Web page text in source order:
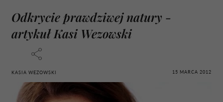
Odkrycie prawdziwej natury -
artykuł Kasi Wezowski
KASIA WEZOWSKI 15 MARCA 2012